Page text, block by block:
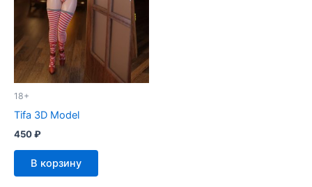
18+
Tifa 3D Model
450₽
В корзину